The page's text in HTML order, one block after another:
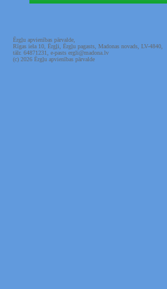
Ērgļu apvienības pārvalde,
Rīgas iela 10, Ērgļi, Ērgļu pagasts, Madonas novads, LV-4840,
tālr. 64871231, e-pasts ergli@madona.lv
(c) 2026 Ērgļu apvienības pārvalde